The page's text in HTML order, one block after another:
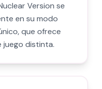
Version se
en su modo
que ofrece
juego distinta.